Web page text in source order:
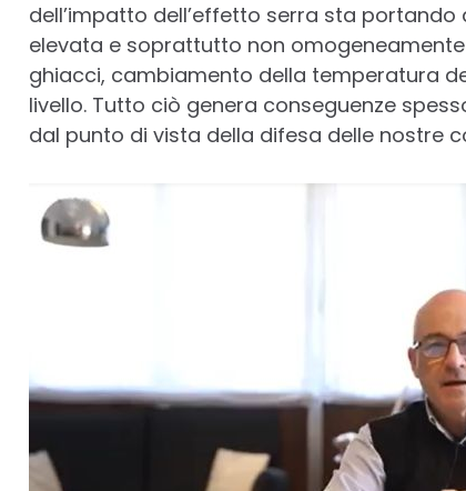
dell’impatto dell’effetto serra sta
elevata e soprattutto non
ghiacci, cambiamento della temperatura
livello. Tutto ciò genera conseguenze
dal punto di vista della difesa delle nostre